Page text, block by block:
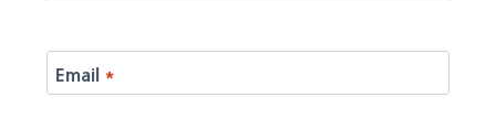
Email *